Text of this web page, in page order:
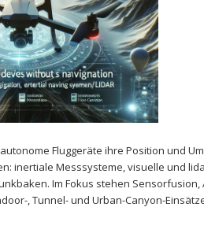
Fluggeräte ihre Position​ und‍
⁣inertiale Messsysteme, visuelle‍ und
Im Fokus stehen
, Tunnel- und⁤ Urban-Canyon-